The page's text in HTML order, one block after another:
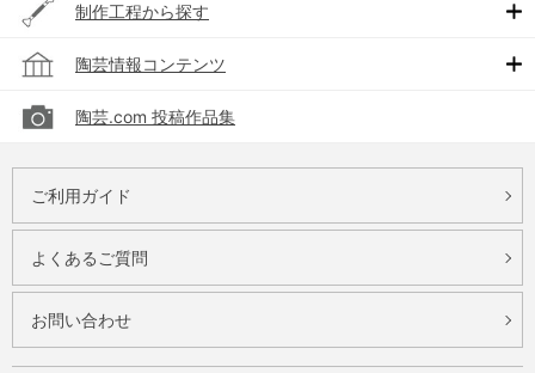
制作工程から探す
陶芸情報コンテンツ
陶芸.com 投稿作品集
ご利用ガイド
よくあるご質問
お問い合わせ